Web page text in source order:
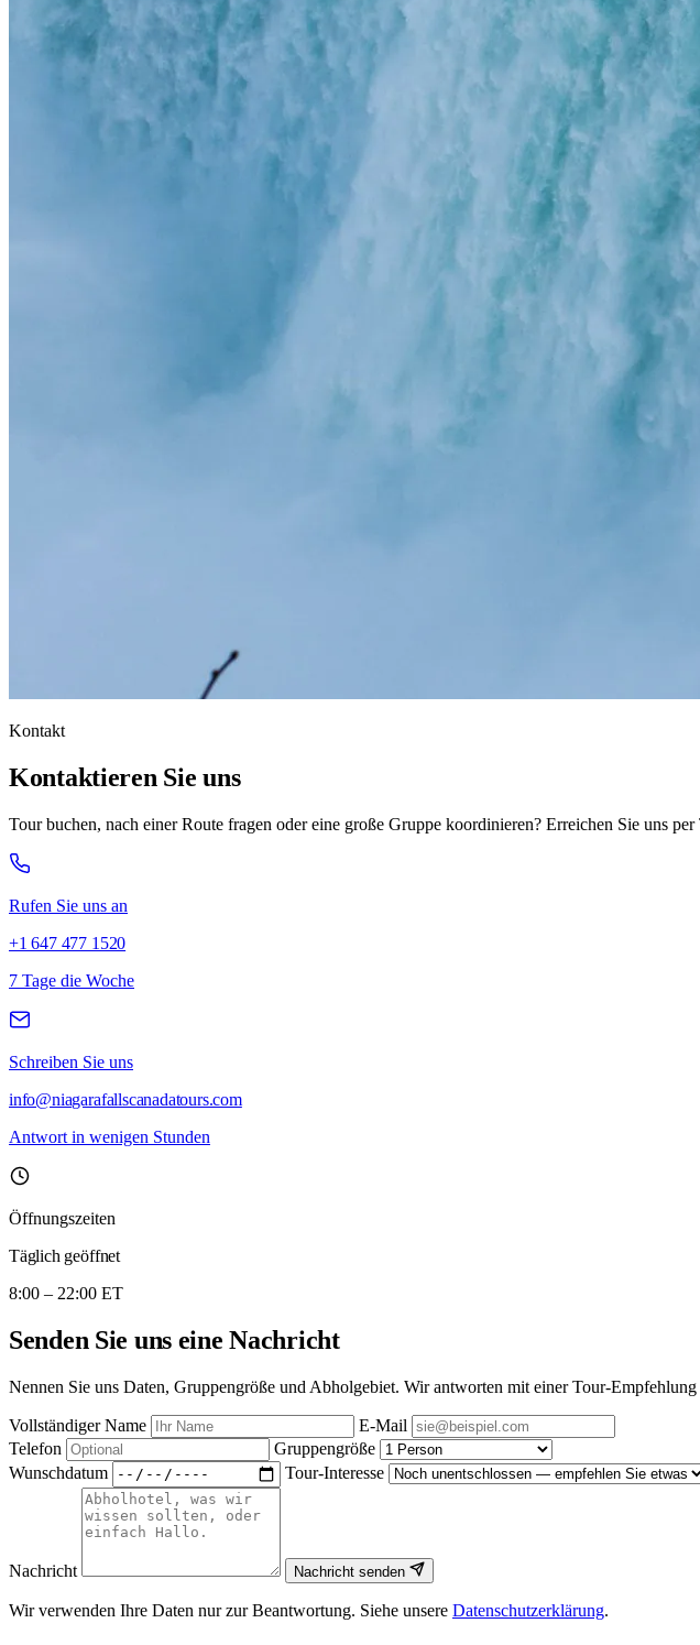
Kontakt
Kontaktieren Sie uns
Tour buchen, nach einer Route fragen oder eine große Gruppe koordinieren? Erreichen Sie uns
Rufen Sie uns an
+1 647 477 1520
7 Tage die Woche
Schreiben Sie uns
info@niagarafallscanadatours.com
Antwort in wenigen Stunden
Öffnungszeiten
Täglich geöffnet
8:00 – 22:00 ET
Senden Sie uns eine Nachricht
Nennen Sie uns Daten, Gruppengröße und Abholgebiet. Wir antworten mit einer Tour-Empfehlung
Vollständiger Name
E-Mail
Telefon
Gruppengröße
Wunschdatum
Tour-Interesse
Nachricht Nachricht senden
Wir verwenden Ihre Daten nur zur Beantwortung. Siehe unsere Datenschutzerklärung.